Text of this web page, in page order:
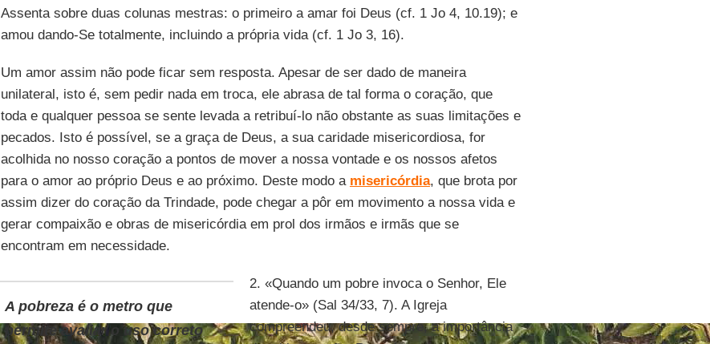
Assenta sobre duas colunas mestras: o primeiro a amar foi Deus (cf. 1 Jo 4, 10.19); e
amou dando-Se totalmente, incluindo a própria vida (cf. 1 Jo 3, 16).
Um amor assim não pode ficar sem resposta. Apesar de ser dado de maneira
unilateral, isto é, sem pedir nada em troca, ele abrasa de tal forma o coração, que
toda e qualquer pessoa se sente levada a retribuí-lo não obstante as suas limitações e
pecados. Isto é possível, se a graça de Deus, a sua caridade misericordiosa, for
acolhida no nosso coração a pontos de mover a nossa vontade e os nossos afetos
para o amor ao próprio Deus e ao próximo. Deste modo a misericórdia, que brota por
assim dizer do coração da Trindade, pode chegar a pôr em movimento a nossa vida e
gerar compaixão e obras de misericórdia em prol dos irmãos e irmãs que se
encontram em necessidade.
A pobreza é o metro que
permite avaliar o uso correto
2. «Quando um pobre invoca o Senhor, Ele
atende-o» (Sal 34/33, 7). A Igreja
compreendeu, desde sempre, a importância